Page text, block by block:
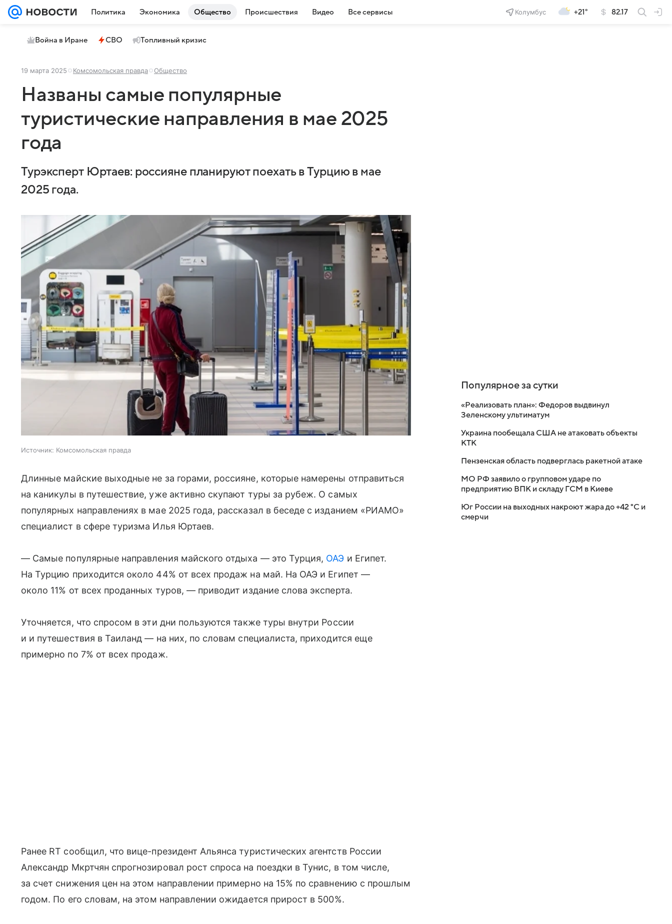
Политика Экономика Общество Происшествия Видео Все сервисы Колумбус +21° 82.17
Война в Иране СВО Топливный кризис
19 марта 2025 Комсомольская правда Общество
Названы самые популярные
туристические направления в мае 2025
года
Турэксперт Юртаев: россияне планируют поехать в Турцию в мае
2025 года.
Источник: Комсомольская правда
Длинные майские выходные не за горами, россияне, которые намерены отправиться
на каникулы в путешествие, уже активно скупают туры за рубеж. О самых
популярных направлениях в мае 2025 года, рассказал в беседе с изданием «РИАМО»
специалист в сфере туризма Илья Юртаев.
— Самые популярные направления майского отдыха — это Турция, ОАЭ и Египет.
На Турцию приходится около 44% от всех продаж на май. На ОАЭ и Египет —
около 11% от всех проданных туров, — приводит издание слова эксперта.
Уточняется, что спросом в эти дни пользуются также туры внутри России
и и путешествия в Таиланд — на них, по словам специалиста, приходится еще
примерно по 7% от всех продаж.
Ранее RT сообщил, что вице-президент Альянса туристических агентств России
Александр Мкртчян спрогнозировал рост спроса на поездки в Тунис, в том числе,
за счет снижения цен на этом направлении примерно на 15% по сравнению с прошлым
годом. По его словам, на этом направлении ожидается прирост в 500%.
Популярное за сутки
«Реализовать план»: Федоров выдвинул
Зеленскому ультиматум
Украина пообещала США не атаковать объекты
КТК
Пензенская область подверглась ракетной атаке
МО РФ заявило о групповом ударе по
предприятию ВПК и складу ГСМ в Киеве
Юг России на выходных накроют жара до +42 °C и
смерчи